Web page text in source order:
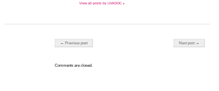
View all posts by UVADOC »
Post navigation
← Previous post Next post →
Comments are closed.